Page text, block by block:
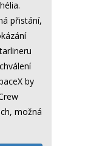
přistání,
by
možná